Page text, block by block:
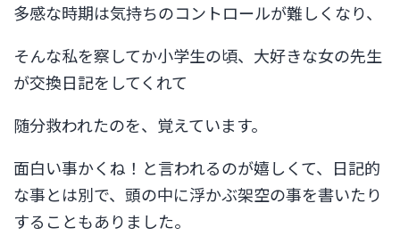
多感な時期は気持ちのコントロールが難しくなり、
そんな私を察してか小学生の頃、大好きな女の先生
が交換日記をしてくれて
随分救われたのを、覚えています。
面白い事かくね！と言われるのが嬉しくて、日記的
な事とは別で、頭の中に浮かぶ架空の事を書いたり
することもありました。